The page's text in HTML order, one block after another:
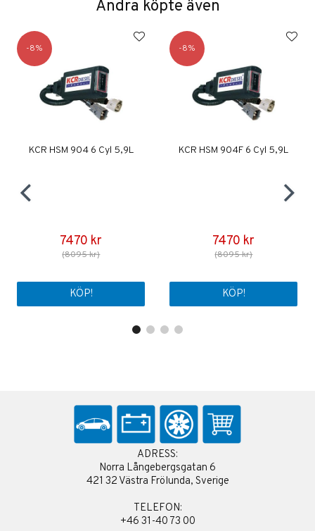
Andra köpte även
8
KCR HSM 904 6 Cyl 5,9L
7470 kr
(8095 kr)
KÖP!
8
KCR HSM 904F 6 Cyl 5,9L
7470 kr
(8095 kr)
KÖP!
ADRESS:
Norra Långebergsgatan 6
421 32 Västra Frölunda, Sverige
TELEFON:
+46 31-40 73 00